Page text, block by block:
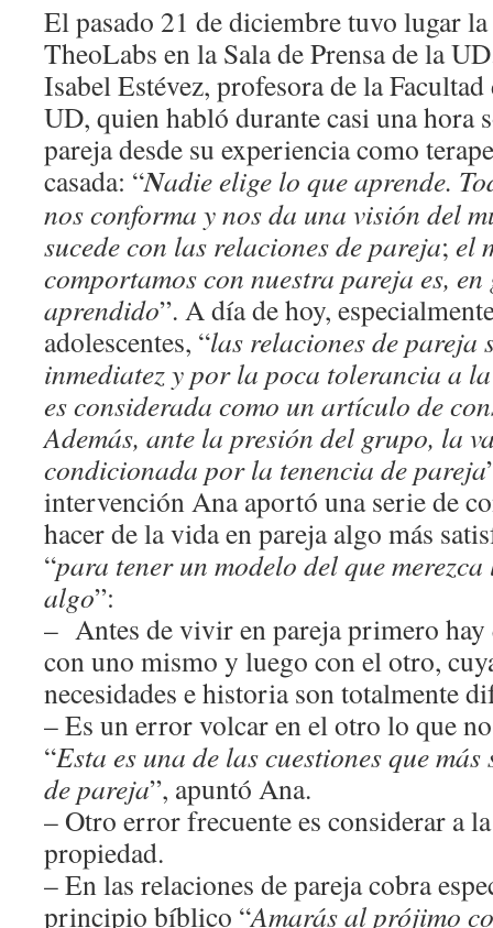
El pasado 21 de diciembre tuvo lugar la
TheoLabs en la Sala de Prensa de la
Isabel Estévez, profesora de la
UD, quien habló durante casi una hora
pareja desde su experiencia como
casada: “Nadie elige lo que aprende.
nos conforma y nos da una visión del
sucede con las relaciones de pareja; el
comportamos con nuestra pareja es,
aprendido”. A día de hoy,
adolescentes, “las relaciones de pareja
inmediatez y por la poca tolerancia a
es considerada como un artículo de
Además, ante la presión del grupo, la
condicionada por la tenencia de pareja
intervención Ana aportó una serie de
hacer de la vida en pareja algo más
“para tener un modelo del que
algo”:
– Antes de vivir en pareja primero
con uno mismo y luego con el otro,
necesidades e historia son totalmente
– Es un error volcar en el otro lo que
“Esta es una de lascuestiones que
de pareja”, apuntó Ana.
– Otro error frecuente es considerar a
propiedad.
– En las relaciones de pareja cobra
principio bíblico “Amarás al prójimo